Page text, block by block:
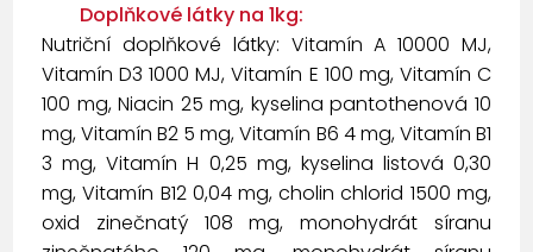
Doplňkové látky na 1kg:
Nutriční doplňkové látky: Vitamín A 10000 MJ,
Vitamín D3 1000 MJ, Vitamín E 100 mg, Vitamín C
100 mg, Niacin 25 mg, kyselina pantothenová 10
mg, Vitamín B2 5 mg, Vitamín B6 4 mg, Vitamín B1
3 mg, Vitamín H 0,25 mg, kyselina listová 0,30
mg, Vitamín B12 0,04 mg, cholin chlorid 1500 mg,
oxid zinečnatý 108 mg, monohydrát síranu